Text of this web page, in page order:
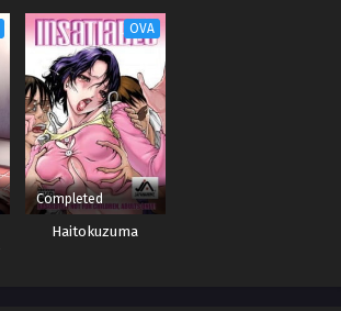
OVA
Completed
Haitokuzuma